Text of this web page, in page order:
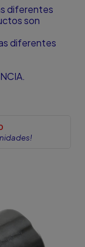
diferentes
son
diferentes